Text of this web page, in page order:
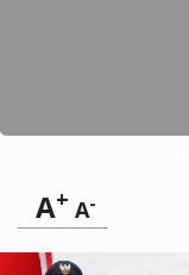
A+ A-